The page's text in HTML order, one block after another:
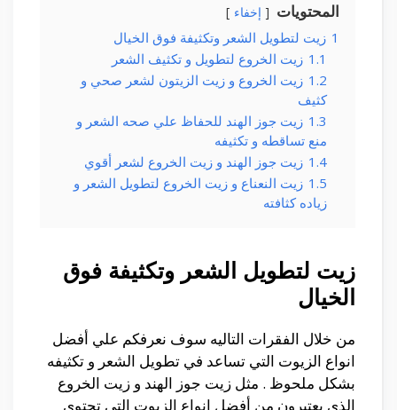
المحتويات إخفاء
1 زيت لتطويل الشعر وتكثيفة فوق الخيال
1.1 زيت الخروع لتطويل و تكثيف الشعر
1.2 زيت الخروع و زيت الزيتون لشعر صحي و
كثيف
1.3 زيت جوز الهند للحفاظ علي صحه الشعر و
منع تساقطه و تكثيفه
1.4 زيت جوز الهند و زيت الخروع لشعر أقوي
1.5 زيت النعناع و زيت الخروع لتطويل الشعر و
زياده كثافته
زيت لتطويل الشعر وتكثيفة فوق
الخيال
من خلال الفقرات التاليه سوف نعرفكم علي أفضل
انواع الزيوت التي تساعد في تطويل الشعر و تكثيفه
بشكل ملحوظ . مثل زيت جوز الهند و زيت الخروع
الذي يعتبرون من أفضل انواع الزيوت التي تحتوي